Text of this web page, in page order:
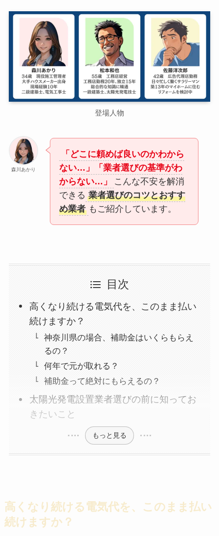
登場人物
森川あかり
「どこに頼めば良いのかわから
ない…」「業者選びの基準がわ
からない…」
こんな不安を解消
できる 業者選びのコツとおすす
め業者 もご紹介しています。
目次
高くなり続ける電気代を、このまま払い
続けますか？
神奈川県の場合、補助金はいくらもらえ
るの？
何年で元が取れる？
補助金って絶対にもらえるの？
太陽光発電設置業者選びの前に知ってお
きたいこと
もっと見る
高くなり続ける電気代を、このまま払い
続けますか？